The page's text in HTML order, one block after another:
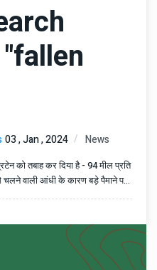
03 , Jan , 2024 News
को तबाह कर दिया है - 94 मील प्रति
चलने वाली आंधी के कारण बड़े पैमाने पर
हुई है